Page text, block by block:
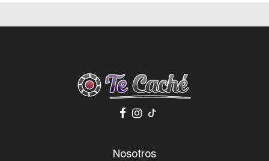
Nosotros